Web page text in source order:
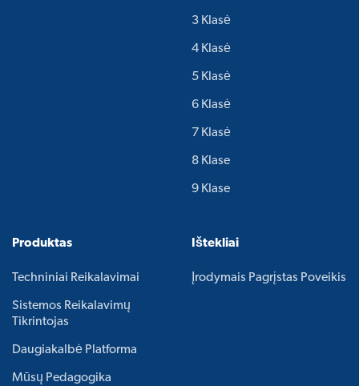
3 Klasė
4 Klasė
5 Klasė
6 Klasė
7 Klasė
8 Klase
9 Klase
Produktas
Techniniai Reikalavimai
Sistemos Reikalavimų
Tikrintojas
Daugiakalbė Platforma
Mūsų Pedagogika
Ištekliai
Įrodymais Pagrįstas Poveikis